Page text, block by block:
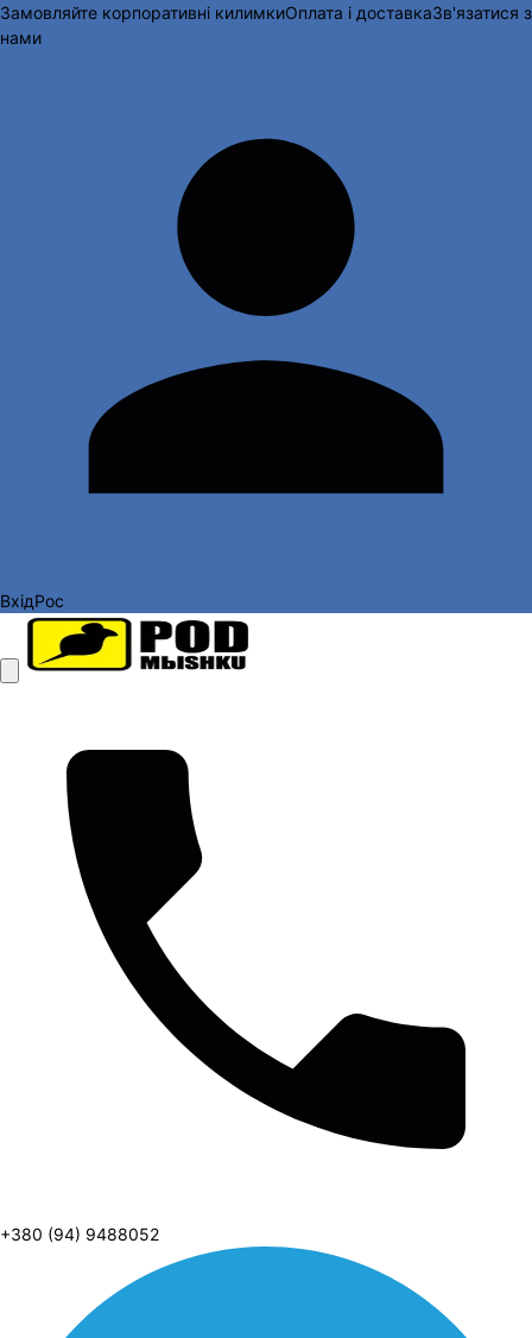
Замовляйте корпоративні килимкиОплата і доставкаЗв'язатися з
нами
ВхідРос
+380 (94) 9488052